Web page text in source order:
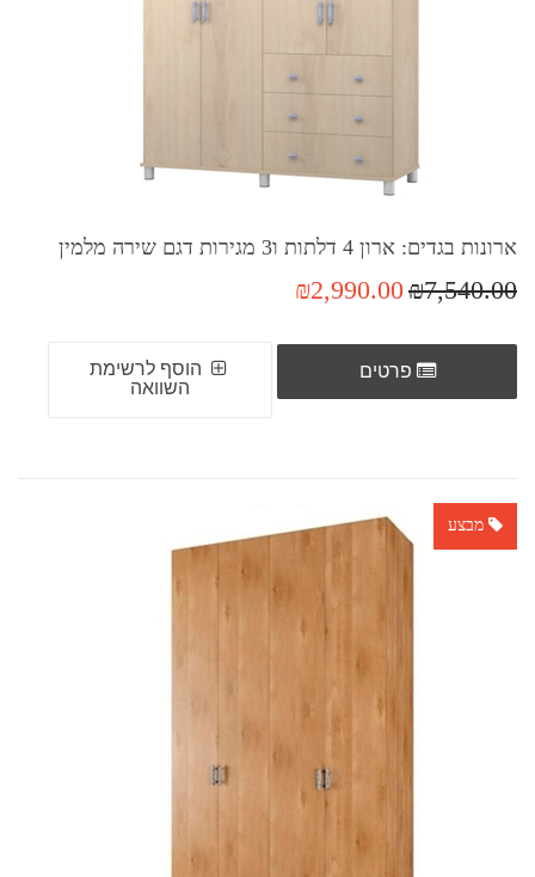
ארונות בגדים: ארון 4 דלתות ו3 מגירות דגם שירה מלמין
₪7,540.00
₪2,990.00
פרטים
הוסף לרשימת
השוואה
מבצע